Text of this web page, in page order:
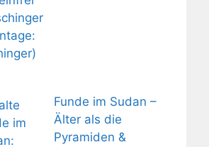
Funde im Sudan –
Älter als die
Pyramiden &